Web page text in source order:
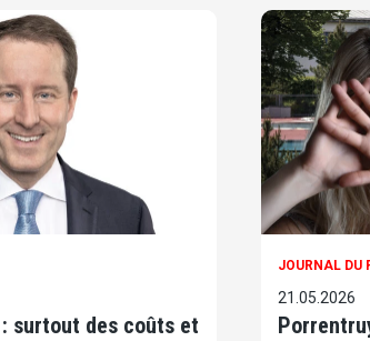
: surtout des coûts et
JOURNAL DU
21.05.2026